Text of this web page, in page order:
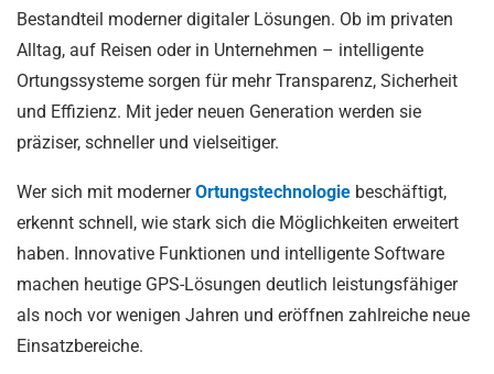
Bestandteil moderner digitaler Lösungen. Ob im privaten
Alltag, auf Reisen oder in Unternehmen – intelligente
Ortungssysteme sorgen für mehr Transparenz, Sicherheit
und Effizienz. Mit jeder neuen Generation werden sie
präziser, schneller und vielseitiger.
Wer sich mit modernerOrtungstechnologie beschäftigt,
erkennt schnell, wie stark sich die Möglichkeiten erweitert
haben. Innovative Funktionen und intelligente Software
machen heutige GPS-Lösungen deutlich leistungsfähiger
als noch vor wenigen Jahren und eröffnen zahlreiche neue
Einsatzbereiche.